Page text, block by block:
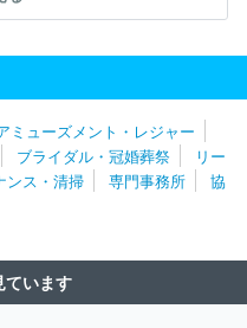
ト
ニッコンホールディング
会社トリート
日揮ホールディ
ャルサービス株式会社
株
ストアパートナーズ
株式会
社ジャステック
株式会社第
サポート
ルパーク
株式会社ＢＲＥＸ
ミューズメント・レジャー
ブライダル・冠婚葬祭
リー
ンス・清掃 専門事務所
協
ています